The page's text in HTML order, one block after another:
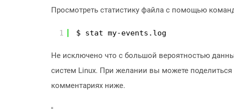
Просмотреть статистику файла с помощью
1 $ stat my-events.log
Не исключено что с большой вероятностью
систем Linux. При желании вы можете
комментариях ниже.